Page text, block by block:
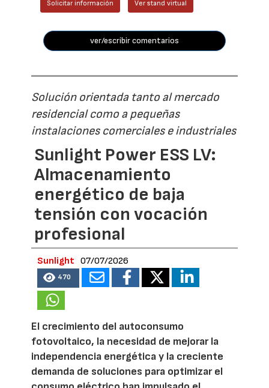
Solicitar información Ver stand virtual
ver/escribir comentarios
Solución orientada tanto al mercado
residencial como a pequeñas
instalaciones comerciales e industriales
Sunlight Power ESS LV:
Almacenamiento
energético de baja
tensión con vocación
profesional
Sunlight 07/07/2026
470
El crecimiento del autoconsumo
fotovoltaico, la necesidad de mejorar la
independencia energética y la creciente
demanda de soluciones para optimizar el